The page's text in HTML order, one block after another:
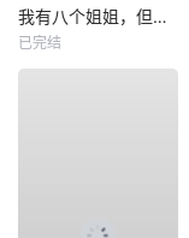
我有八个姐姐，但是他们都是弟控2
已完结